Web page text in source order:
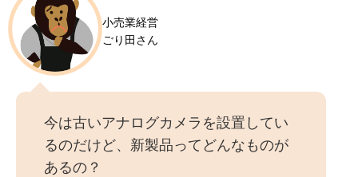
小売業経営
ごり田さん
今は古いアナログカメラを設置してい
るのだけど、新製品ってどんなものが
あるの？